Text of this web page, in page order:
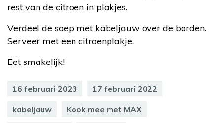
rest van de citroen in plakjes.
Verdeel de soep met kabeljauw over de borden.
Serveer met een citroenplakje.
Eet smakelijk!
16 februari 2023 17 februari 2022
kabeljauw Kook mee met MAX